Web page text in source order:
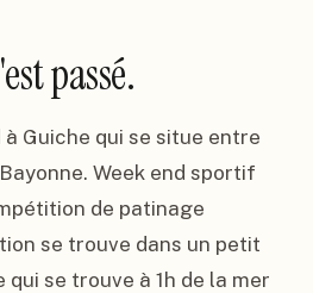
passé.
Guiche qui se situe entre
Week end sportif
de patinage
se trouve dans un petit
se trouve à 1h de la mer